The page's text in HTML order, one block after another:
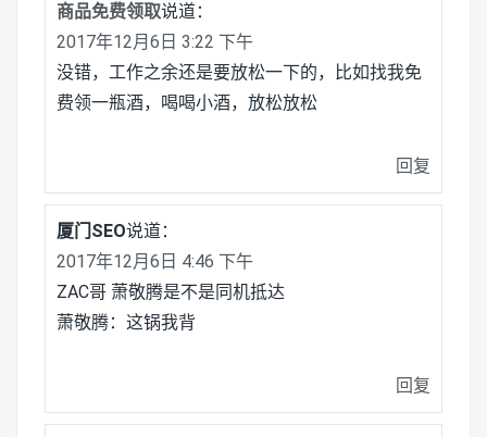
商品免费领取说道：
2017年12月6日 3:22 下午
没错，工作之余还是要放松一下的，比如找我免
费领一瓶酒，喝喝小酒，放松放松
回复
厦门SEO说道：
2017年12月6日 4:46 下午
ZAC哥 萧敬腾是不是同机抵达
萧敬腾：这锅我背
回复